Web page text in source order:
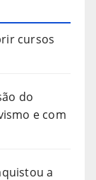
cursos
do
e com
a